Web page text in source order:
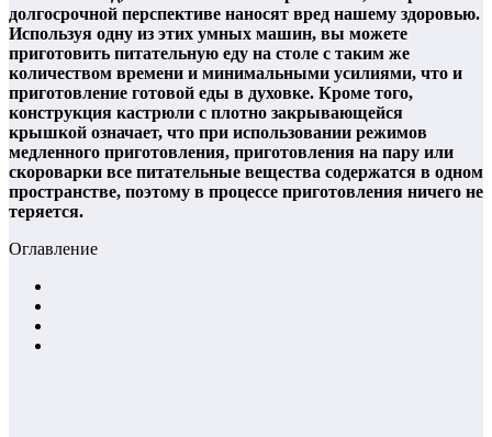
долгосрочной перспективе наносят вред нашему здоровью.
Используя одну из этих умных машин, вы можете
приготовить питательную еду на столе с таким же
количеством времени и минимальными усилиями, что и
приготовление готовой еды в духовке. Кроме того,
конструкция кастрюли с плотно закрывающейся
крышкой означает, что при использовании режимов
медленного приготовления, приготовления на пару или
скороварки все питательные вещества содержатся в одном
пространстве, поэтому в процессе приготовления ничего не
теряется.
Оглавление